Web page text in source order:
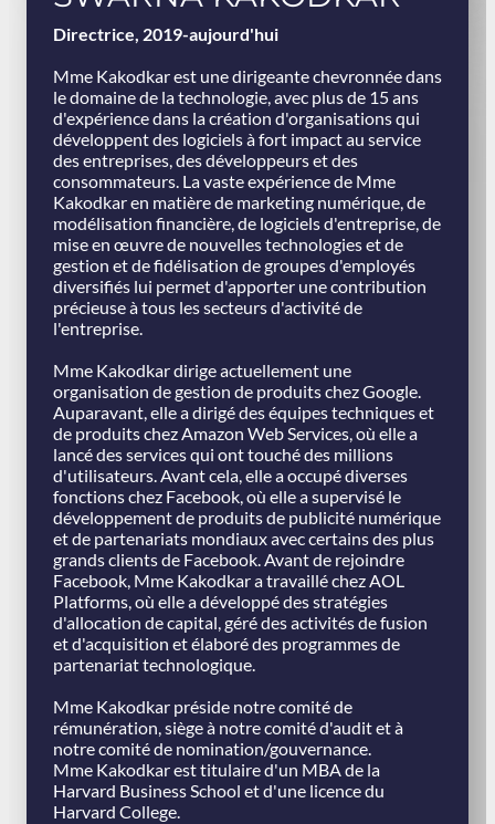
Directrice, 2019-aujourd'hui
Mme Kakodkar est une dirigeante chevronnée dans
le domaine de la technologie, avec plus de 15 ans
d'expérience dans la création d'organisations qui
développent des logiciels à fort impact au service
des entreprises, des développeurs et des
consommateurs. La vaste expérience de Mme
Kakodkar en matière de marketing numérique, de
modélisation financière, de logiciels d'entreprise, de
mise en œuvre de nouvelles technologies et de
gestion et de fidélisation de groupes d'employés
diversifiés lui permet d'apporter une contribution
précieuse à tous les secteurs d'activité de
l'entreprise.
Mme Kakodkar dirige actuellement une
organisation de gestion de produits chez Google.
Auparavant, elle a dirigé des équipes techniques et
de produits chez Amazon Web Services, où elle a
lancé des services qui ont touché des millions
d'utilisateurs. Avant cela, elle a occupé diverses
fonctions chez Facebook, où elle a supervisé le
développement de produits de publicité numérique
et de partenariats mondiaux avec certains des plus
grands clients de Facebook. Avant de rejoindre
Facebook, Mme Kakodkar a travaillé chez AOL
Platforms, où elle a développé des stratégies
d'allocation de capital, géré des activités de fusion
et d'acquisition et élaboré des programmes de
partenariat technologique.
Mme Kakodkar préside notre comité de
rémunération, siège à notre comité d'audit et à
notre comité de nomination/gouvernance.
Mme Kakodkar est titulaire d'un MBA de la
Harvard Business School et d'une licence du
Harvard College.